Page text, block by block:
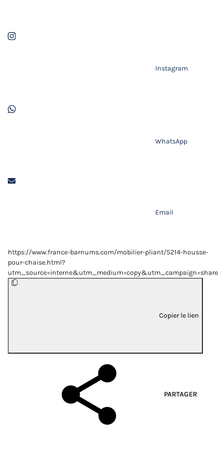
Instagram
WhatsApp
Email
https://www.france-barnums.com/mobilier-pliant/5214-housse-
pour-chaise.html?
Copier le lien
PARTAGER